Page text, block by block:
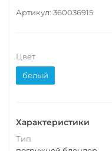
Артикул: 360036915
Цвет
белый
Характеристики
Тип